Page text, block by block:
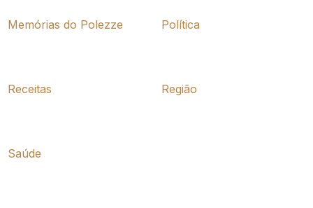
Memórias do Polezze Política
Receitas Região
Saúde